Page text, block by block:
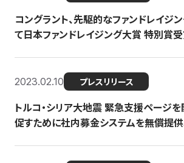
コングラント、先駆的なファンドレイジ
て日本ファンドレイジング大賞 特別賞
2023.02.10 プレスリリース
トルコ・シリア大地震 緊急支援ページ
促すために社内募金システムを無償提供